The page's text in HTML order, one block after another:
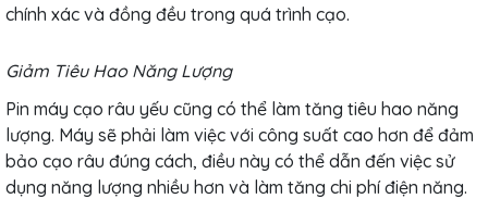
chính xác và đồng đều trong quá trình cạo.
Giảm Tiêu Hao Năng Lượng
Pin máy cạo râu yếu cũng có thể làm tăng tiêu hao năng
lượng. Máy sẽ phải làm việc với công suất cao hơn để đảm
bảo cạo râu đúng cách, điều này có thể dẫn đến việc sử
dụng năng lượng nhiều hơn và làm tăng chi phí điện năng.